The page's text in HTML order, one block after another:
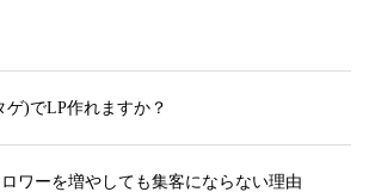
ゲ)でLP作れますか？
ワーを増やしても集客にならない理由